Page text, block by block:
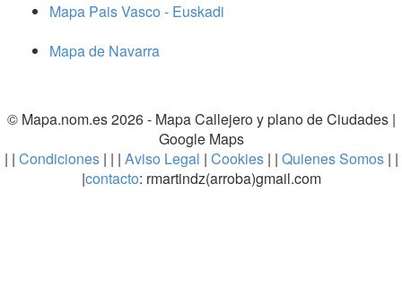
Mapa Pais Vasco - Euskadi
Mapa de Navarra
© Mapa.nom.es 2026 - Mapa Callejero y plano de Ciudades|
Google Maps
| | Condiciones| | | Aviso Legal | Cookies | | Quienes Somos | |
|contacto: rmartindz(arroba)gmail.com